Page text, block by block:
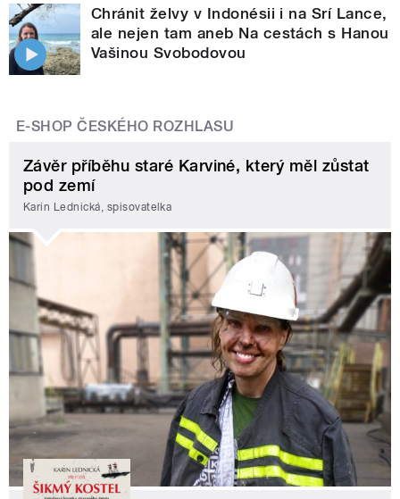
Chránit želvy v Indonésii i na Srí Lance,
ale nejen tam aneb Na cestách s Hanou
Vašinou Svobodovou
E-SHOP ČESKÉHO ROZHLASU
Závěr příběhu staré Karviné, který měl zůstat
pod zemí
Karin Lednická, spisovatelka